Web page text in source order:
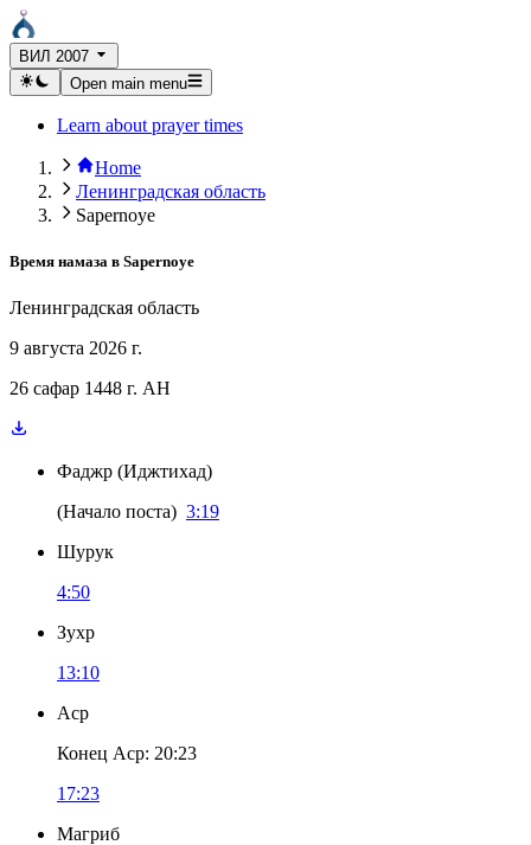
ВИЛ 2007
Open main menu
Learn about prayer times
Home
Ленинградская область
Sapernoye
Время намаза в Sapernoye
Ленинградская область
9 августа 2026 г.
26 сафар 1448 г. AH
Фаджр (Иджтихад)
(Начало поста) 3:19
Шурук
4:50
Зухр
13:10
Аср
Конец Аср: 20:23
17:23
Магриб